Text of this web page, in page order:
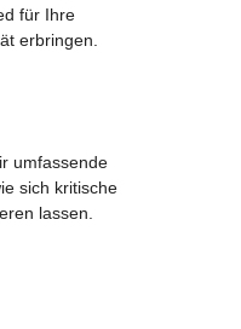
für Ihre
erbringen.
umfassende
sich kritische
lassen.